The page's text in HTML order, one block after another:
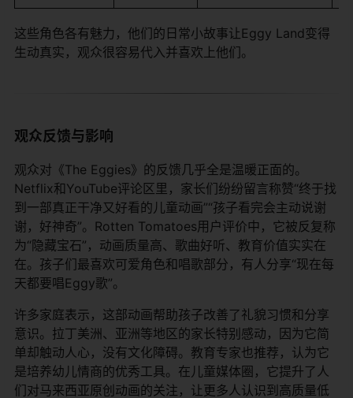
这些角色各有魅力，他们的日常小故事让Eggy Land变得
生动真实，观众很容易代入并喜欢上他们。
观众反馈与影响
观众对《The Eggies》的反馈几乎全是温暖正面的。
Netflix和YouTube评论区里，家长们纷纷留言称赞“终于找
到一部真正干净又好看的儿童动画”“孩子看完会主动说谢
谢，好神奇”。Rotten Tomatoes用户评价中，它被反复称
为“隐藏宝石”，动画质量高、歌曲好听、教育价值实实在
在。孩子们最喜欢可爱角色和唱歌部分，有人分享“现在每
天都要唱Eggy歌”。
许多家庭表示，这部动画帮助孩子改善了礼貌习惯和分享
意识。拉丁美洲、亚洲等地区的家长特别感动，因为它简
单却触动人心，没有文化障碍。教育专家也推荐，认为它
是培养幼儿情商的优秀工具。在儿童媒体圈，它提升了人
们对马来西亚原创动画的关注，让更多人认识到高质量低